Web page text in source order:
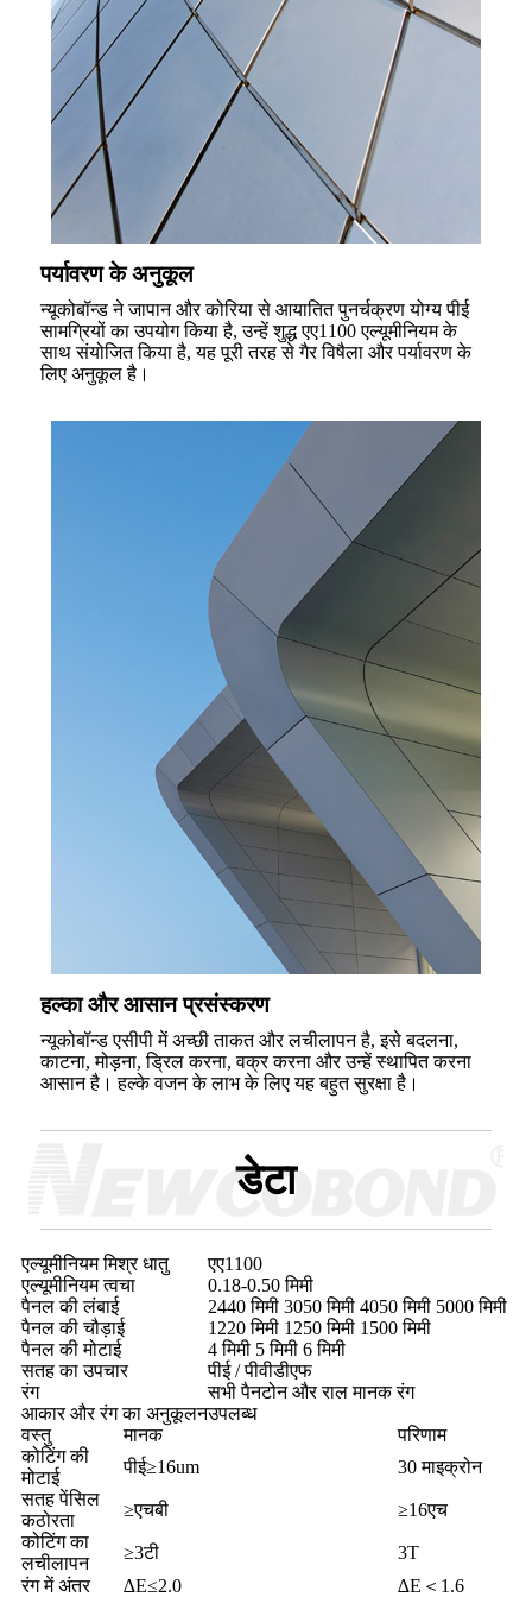
पर्यावरण के अनुकूल
न्यूकोबॉन्ड ने जापान और कोरिया से आयातित पुनर्चक्रण योग्य पीई
सामग्रियों का उपयोग किया है, उन्हें शुद्ध एए1100 एल्यूमीनियम के
साथ संयोजित किया है, यह पूरी तरह से गैर विषैला और पर्यावरण के
लिए अनुकूल है।
हल्का और आसान प्रसंस्करण
न्यूकोबॉन्ड एसीपी में अच्छी ताकत और लचीलापन है, इसे बदलना,
काटना, मोड़ना, ड्रिल करना, वक्र करना और उन्हें स्थापित करना
आसान है। हल्के वजन के लाभ के लिए यह बहुत सुरक्षा है।
डेटा
एल्यूमीनियम मिश्र धातु
एए1100
एल्यूमीनियम त्वचा
0.18-0.50 मिमी
पैनल की लंबाई
2440 मिमी 3050 मिमी 4050 मिमी 5000 मिमी
पैनल की चौड़ाई
1220 मिमी 1250 मिमी 1500 मिमी
पैनल की मोटाई
4 मिमी 5 मिमी 6 मिमी
सतह का उपचार
पीई / पीवीडीएफ
रंग
सभी पैनटोन और राल मानक रंग
आकार और रंग का अनुकूलनउपलब्ध
वस्तु
मानक
परिणाम
कोटिंग की
मोटाई
पीई≥16um
30 माइक्रोन
सतह पेंसिल
कठोरता
≥एचबी
≥16एच
कोटिंग का
लचीलापन
≥3टी
3T
रंग में अंतर
∆E≤2.0
∆E＜1.6